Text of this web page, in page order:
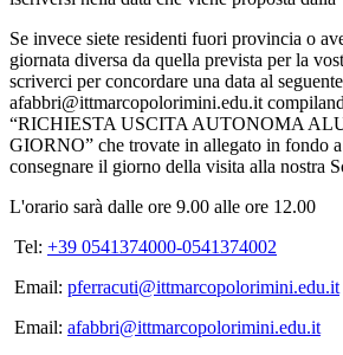
Se invece siete residenti fuori provincia o
giornata diversa da quella prevista per la
scriverci per concordare una data al
afabbri@ittmarcopolorimini.edu.it
“RICHIESTA USCITA AUTONOMA
GIORNO” che trovate in allegato in fondo a
consegnare il giorno della visita alla nostra
L'orario sarà dalle ore 9.00 alle ore 12.00
Tel: +39 0541374000-0541374002
Email: pferracuti@ittmarcopolorimini.edu.it
Email: afabbri@ittmarcopolorimini.edu.it